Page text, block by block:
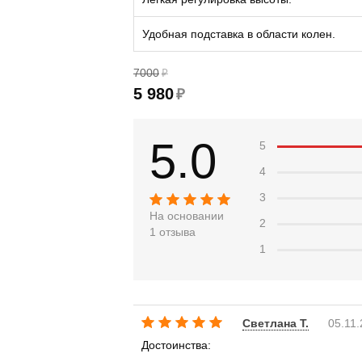
Удобная подставка в области колен.
7000 ₽
5 980₽
5.0
На основании
1 отзыва
5
4
3
2
1
Светлана Т.
Достоинства: